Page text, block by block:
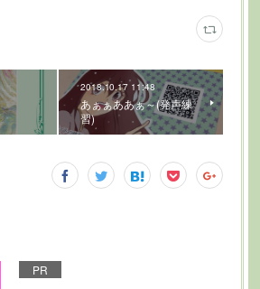
2018.10.17 11:48
あぁぁああぁ～(発声練
習)
PR